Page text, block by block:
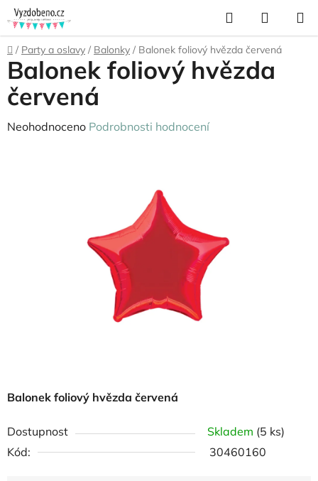
Přejít
na
obsah
Hledat
KOŠÍK
Domů
/ Party a oslavy / Balonky / Balonek foliový hvězda červená
Balonek foliový hvězda červená
Dostupnost Skladem (5 ks)
Kód:
30460160
Balonek foliový hvězda
červená
Průměrné
Neohodnoceno Podrobnosti hodnocení